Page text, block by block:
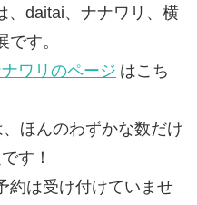
、daitai、ナナワリ、横
です。
ワリのページ はこち
ほんのわずかな数だけ
す！
約は受け付けていませ